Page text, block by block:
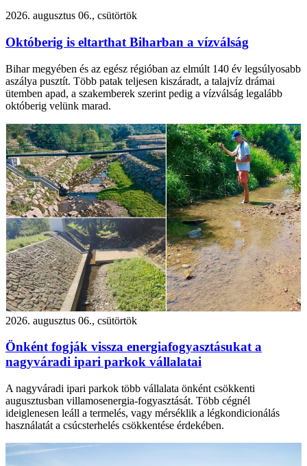
2026. augusztus 06., csütörtök
Októberig is eltarthat Biharban a vízválság
Bihar megyében és az egész régióban az elmúlt 140 év legsúlyosabb
aszálya pusztít. Több patak teljesen kiszáradt, a talajvíz drámai
ütemben apad, a szakemberek szerint pedig a vízválság legalább
októberig velünk marad.
2026. augusztus 06., csütörtök
Önként fogják vissza energiafogyasztásukat a
nagyváradi ipari parkok vállalatai
A nagyváradi ipari parkok több vállalata önként csökkenti
augusztusban villamosenergia-fogyasztását. Több cégnél
ideiglenesen leáll a termelés, vagy mérséklik a légkondicionálás
használatát a csúcsterhelés csökkentése érdekében.